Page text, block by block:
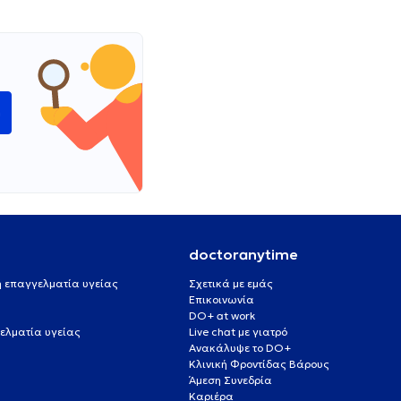
επαγγελματία υγείας
υγείας
doctoranytime
Σχετικά με εμάς
Επικοινωνία
DO+ at work
Live chat με γιατρό
Ανακάλυψε το DO+
Κλινική Φροντίδας Βάρους
Άμεση Συνεδρία
Καριέρα